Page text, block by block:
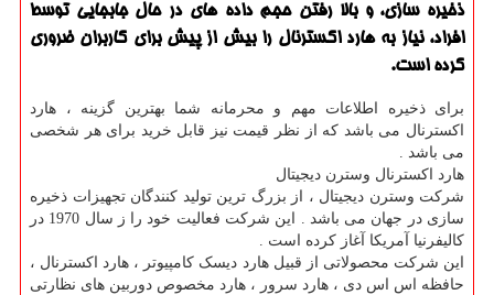
ذخیره سازی، و بالا رفتن حجم داده های در حال جابجایی توسط
افراد، نیاز به هارد اكسترنال را بیش از پیش برای كاربران ضروری
كرده است.
برای ذخیره اطلاعات مهم و محرمانه شما بهترین گزینه ، هارد
اکسترنال می باشد که از نظر قیمت نیز قابل خرید برای هر شخصی
می باشد .
هارد اکسترنال وسترن دیجیتال
شرکت وسترن دیجیتال ، از بزرگ ترین تولید کنندگان تجهیزات ذخیره
سازی در جهان می باشد . این شرکت فعالیت خود را ز سال 1970 در
کالیفرنیا آمریکا آغاز کرده است .
این شرکت محصولاتی از قبیل هارد دیسک کامپیوتر ، هارد اکسترنال ،
حافظه اس اس دی ، هارد سرور ، هارد مخصوص دوربین های نظارتی